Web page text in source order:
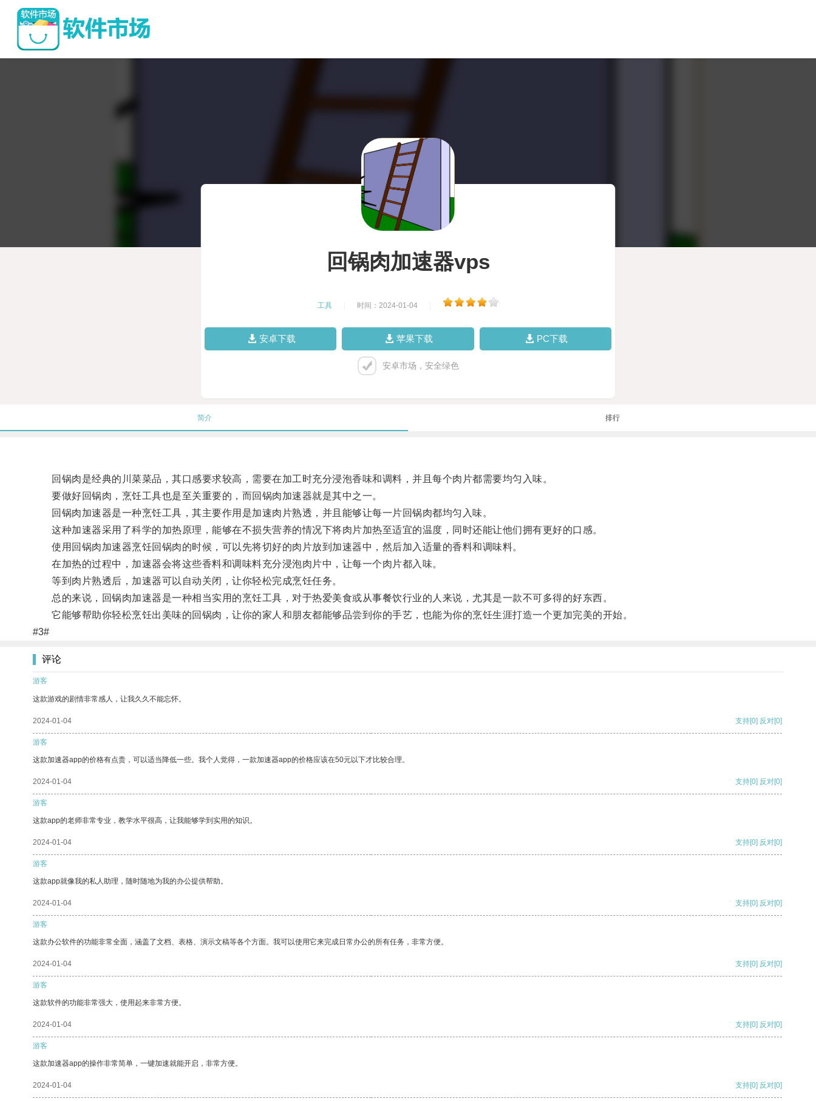
回锅肉加速器vps
工具 时间：2024-01-04
安卓下载 苹果下载 PC下载
安卓市场，安全绿色
简介 排行
回锅肉是经典的川菜菜品，其口感要求较高，需要在加工时充分浸泡香味和调料，并且每个肉片都需要均匀入味。
要做好回锅肉，烹饪工具也是至关重要的，而回锅肉加速器就是其中之一。
回锅肉加速器是一种烹饪工具，其主要作用是加速肉片熟透，并且能够让每一片回锅肉都均匀入味。
这种加速器采用了科学的加热原理，能够在不损失营养的情况下将肉片加热至适宜的温度，同时还能让他们拥有更好的口感。
使用回锅肉加速器烹饪回锅肉的时候，可以先将切好的肉片放到加速器中，然后加入适量的香料和调味料。
在加热的过程中，加速器会将这些香料和调味料充分浸泡肉片中，让每一个肉片都入味。
等到肉片熟透后，加速器可以自动关闭，让你轻松完成烹饪任务。
总的来说，回锅肉加速器是一种相当实用的烹饪工具，对于热爱美食或从事餐饮行业的人来说，尤其是一款不可多得的好东西。
它能够帮助你轻松烹饪出美味的回锅肉，让你的家人和朋友都能够品尝到你的手艺，也能为你的烹饪生涯打造一个更加完美的开始。
#3#
评论
游客
这款游戏的剧情非常感人，让我久久不能忘怀。
2024-01-04 支持[0] 反对[0]
游客
这款加速器app的价格有点贵，可以适当降低一些。我个人觉得，一款加速器app的价格应该在50元以下才比较合理。
2024-01-04 支持[0] 反对[0]
游客
这款app的老师非常专业，教学水平很高，让我能够学到实用的知识。
2024-01-04 支持[0] 反对[0]
游客
这款app就像我的私人助理，随时随地为我的办公提供帮助。
2024-01-04 支持[0] 反对[0]
游客
这款办公软件的功能非常全面，涵盖了文档、表格、演示文稿等各个方面。我可以使用它来完成日常办公的所有任务，非常方便。
2024-01-04 支持[0] 反对[0]
游客
这款软件的功能非常强大，使用起来非常方便。
2024-01-04 支持[0] 反对[0]
游客
这款加速器app的操作非常简单，一键加速就能开启，非常方便。
2024-01-04 支持[0] 反对[0]